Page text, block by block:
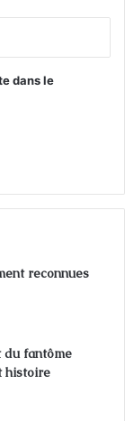
dans le
reconnues
du fantôme
histoire